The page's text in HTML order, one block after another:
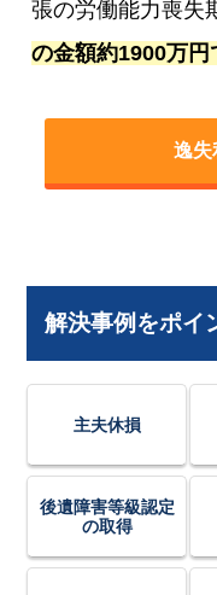
張の労働能力喪失
の金額約1900万円
逸失
解決事例をポイ
主夫休損
後遺障害等級認定
の取得